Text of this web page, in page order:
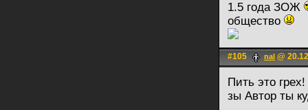
1.5 года ЗОЖ
общество
#105 nal @
Пить это грех!
зы Автор ты